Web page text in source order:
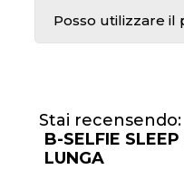
Posso utilizzare il
Stai recensendo:
B-SELFIE
LUNGA